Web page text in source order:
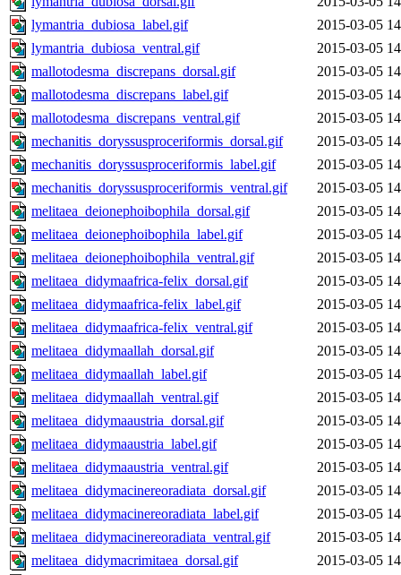
lymantria_dubiosa_label.gif
2015-03-05
lymantria_dubiosa_ventral.gif
2015-03-05
mallotodesma_discrepans_dorsal.gif
2015-03-05
mallotodesma_discrepans_label.gif
2015-03-05
mallotodesma_discrepans_ventral.gif
2015-03-05
mechanitis_doryssusproceriformis_dorsal.gif
2015-03-05
mechanitis_doryssusproceriformis_label.gif
2015-03-05
mechanitis_doryssusproceriformis_ventral.gif
2015-03-05
melitaea_deionephoibophila_dorsal.gif
2015-03-05
melitaea_deionephoibophila_label.gif
2015-03-05
melitaea_deionephoibophila_ventral.gif
2015-03-05
melitaea_didymaafrica-felix_dorsal.gif
2015-03-05
melitaea_didymaafrica-felix_label.gif
2015-03-05
melitaea_didymaafrica-felix_ventral.gif
2015-03-05
melitaea_didymaallah_dorsal.gif
2015-03-05
melitaea_didymaallah_label.gif
2015-03-05
melitaea_didymaallah_ventral.gif
2015-03-05
melitaea_didymaaustria_dorsal.gif
2015-03-05
melitaea_didymaaustria_label.gif
2015-03-05
melitaea_didymaaustria_ventral.gif
2015-03-05
melitaea_didymacinereoradiata_dorsal.gif
2015-03-05
melitaea_didymacinereoradiata_label.gif
2015-03-05
melitaea_didymacinereoradiata_ventral.gif
2015-03-05
melitaea_didymacrimitaea_dorsal.gif
2015-03-05